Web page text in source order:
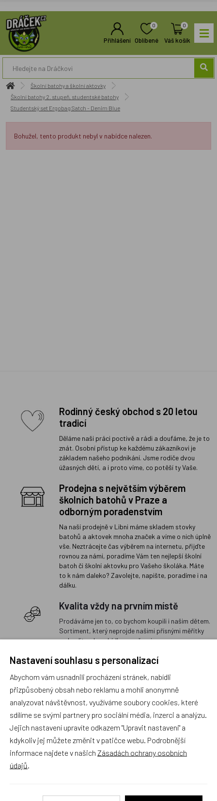
Přihlášení
0
Oblíbené
0
Váš košík
Školní batohy a školní aktovky
Školní batohy 2. stupeň, studentské batohy
Studentský set Ergobag Satch - Denim Blue
Bohužel, tento produkt nebyl v nabídce nalezen.
Rodinný český obchod s 20 letou
tradicí
Děláme naši práci poctivě a rádi a doufáme, že je to
znát. Osobní přístup ke každému zákazníkovi je
základem našeho podnikání. Jsme rodiče dvou
úžasných dětí, a i proto víme, co potěší ty Vaše.
Prodejna s největším výběrem
školních batohů v Praze a
odborným poradenstvím
Na naší prodejně v Libni máme skladem stovky
batohů a aktovek mnoha značek a víme o nich úplně
vše. Neztrácejte čas výběrem na internetu, přijďte
rovnou za námi, poradíme Vám ten nejlepší školní
batoh či školní aktovku pro Vašeho školáka. Máte
to k nám daleko? Zavolejte, napište, poradíme i na
dálku.
Kvalita vždy na prvním místě
Prodáváme jen to, co bychom koupili i našim dětem.
Sortiment, který neprojde našimi přísnými měřítky
na kvalitu, do nabídky nezařazujeme.
Rychlé vyřízení reklamace i na dálku
Pokud to povaha vady umožňuje (zjevná
neopravitelnost výrobku), reklamaci vyřídíme i na
základě pouhého zaslání fotografií na náš email a
vyměníme zboží kus za kus. Vždy se snažíme šetřit
Váš čas a peníze. Můžeme si to dovolit, protože
naše kvalitní zboží zákazníci téměř nereklamují.
Milujeme české výrobky
Nastavení souhlasu s personalizací
Abychom vám usnadnili procházení stránek, nabídli
přizpůsobený obsah nebo reklamu a mohli anonymně
analyzovat návštěvnost, využíváme soubory cookies, které
sdílíme se svými partnery pro sociální média, inzerci a analýzu.
Jejich nastavení upravíte odkazem "Upravit nastavení" a
kdykoliv jej můžete změnit v patičce webu. Podrobnější
informace najdete v našich Zásadách ochrany osobních
údajů